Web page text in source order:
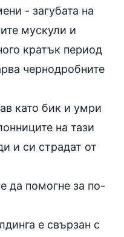
- загубата на
мускули и
кратък период
чернодробните
като бик и умри
на тази
и си страдат от
да помогне за по-
е свързан с